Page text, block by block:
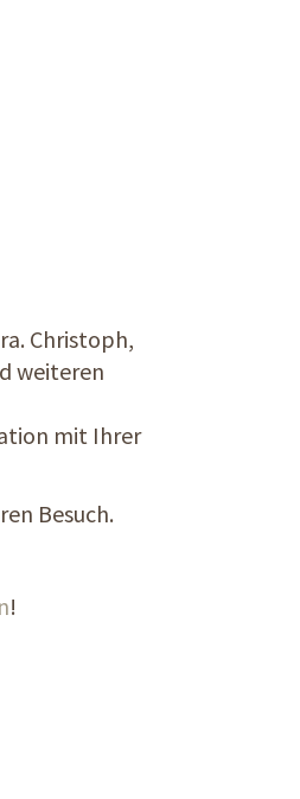
Christoph,
weiteren
mit Ihrer
Besuch.
!